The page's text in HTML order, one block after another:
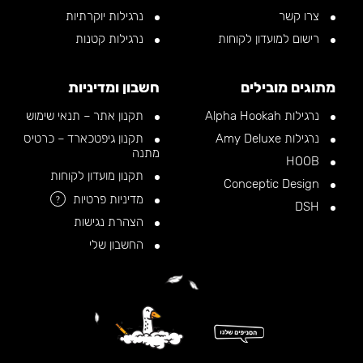
צרו קשר
רישום למועדון לקוחות
נרגילות יוקרתיות
נרגילות קטנות
מתוגים מובילים
נרגילות Alpha Hookah
נרגילות Amy Deluxe
חשבון ומדיניות
תקנון אתר – תנאי שימוש
תקנון גיפטכארד – כרטיס
מתנה
תקנון מועדון לקוחות
מדיניות פרטיות
?
הצהרת נגישות
החשבון שלי